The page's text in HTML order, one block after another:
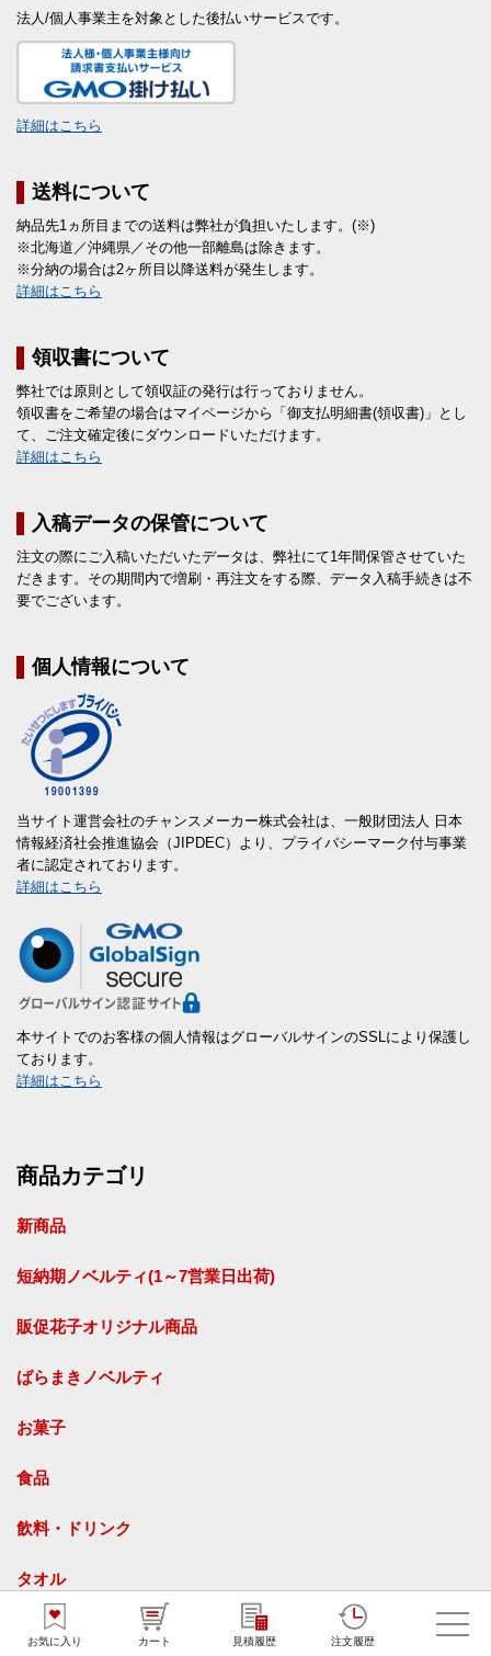
お気に入り カート 見積履歴 注文履歴
法人/個人事業主を対象とした後払いサービスです。
詳細はこちら
送料について
納品先1ヵ所目までの送料は弊社が負担いたします。(※)
※北海道／沖縄県／その他一部離島は除きます。
※分納の場合は2ヶ所目以降送料が発生します。
詳細はこちら
領収書について
弊社では原則として領収証の発行は行っておりません。
領収書をご希望の場合はマイページから「御支払明細書(領収書)」とし
て、ご注文確定後にダウンロードいただけます。
詳細はこちら
入稿データの保管について
注文の際にご入稿いただいたデータは、弊社にて1年間保管させていた
だきます。その期間内で増刷・再注文をする際、データ入稿手続きは不
要でございます。
個人情報について
当サイト運営会社のチャンスメーカー株式会社は、一般財団法人 日本
情報経済社会推進協会（JIPDEC）より、プライバシーマーク付与事業
者に認定されております。
詳細はこちら
本サイトでのお客様の個人情報はグローバルサインのSSLにより保護し
ております。
詳細はこちら
商品カテゴリ
新商品
短納期ノベルティ(1～7営業日出荷)
販促花子オリジナル商品
ばらまきノベルティ
お菓子
食品
飲料・ドリンク
タオル
名入れタオル
オリジナルタオル